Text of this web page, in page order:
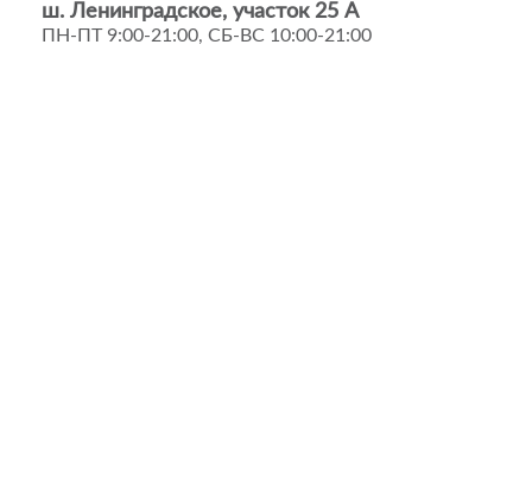
ш. Ленинградское, участок 25 А
ПН-ПТ 9:00-21:00, СБ-ВС 10:00-21:00